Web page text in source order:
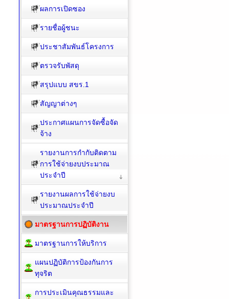
ผลการเปิดซอง
รายชื่อผู้ชนะ
ประชาสัมพันธ์โครงการ
ตรวจรับพัสดุ
สรุปแบบ สขร.1
สัญญาต่างๆ
ประกาศแผนการจัดซื้อจัด
จ้าง
รายงานการกำกับติดตาม
การใช้จ่ายงบประมาณ
ประจำปี
รายงานผลการใช้จ่ายงบ
ประมาณประจำปี
มาตรฐานการปฏิบัติงาน
มาตรฐานการให้บริการ
แผนปฏิบัติการป้องกันการ
ทุจริต
การประเมินคุณธรรมและ